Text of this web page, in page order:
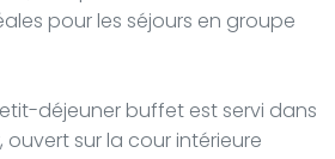
pour les séjours en groupe
déjeuner buffet est servi dans
ouvert sur la cour intérieure